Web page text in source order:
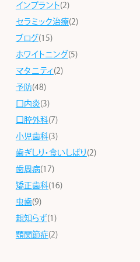
インプラント(2)
セラミック治療(2)
ブログ(15)
ホワイトニング(5)
マタニティ (2)
予防(48)
口内炎(3)
口腔外科(7)
小児歯科(3)
歯ぎしり・食いしばり (2)
歯周病(17)
矯正歯科(16)
虫歯(9)
親知らず(1)
顎関節症(2)